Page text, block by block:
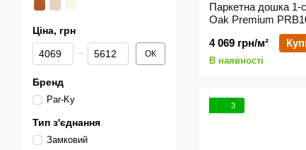
Паркетна дошка 1-
Oak Premium
4 069 грн/м²
В наявності
3
Ціна, грн
Від Ціна, грн
До Ціна, грн ОК
Бренд
Par-Ky
Тип з'єднання
Замковий